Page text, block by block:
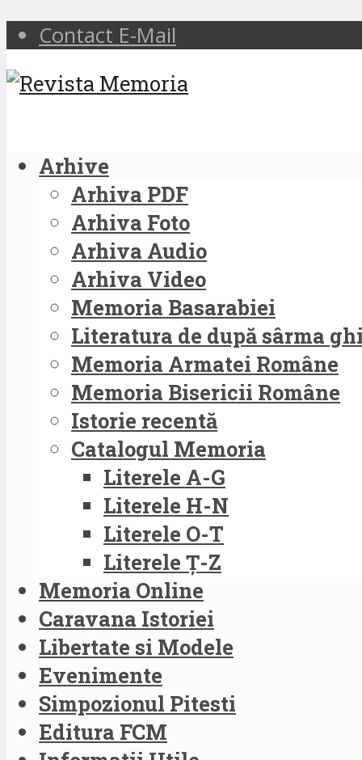
Contact E-Mail
Arhive
Arhiva PDF
Arhiva Foto
Arhiva Audio
Arhiva Video
Memoria Basarabiei
Literatura de după sârma
Memoria Armatei Române
Memoria Bisericii Române
Istorie recentă
Catalogul Memoria
Literele A-G
Literele H-N
Literele O-T
Literele Ț-Z
Memoria Online
Caravana Istoriei
Libertate si Modele
Evenimente
Simpozionul Pitesti
Editura FCM